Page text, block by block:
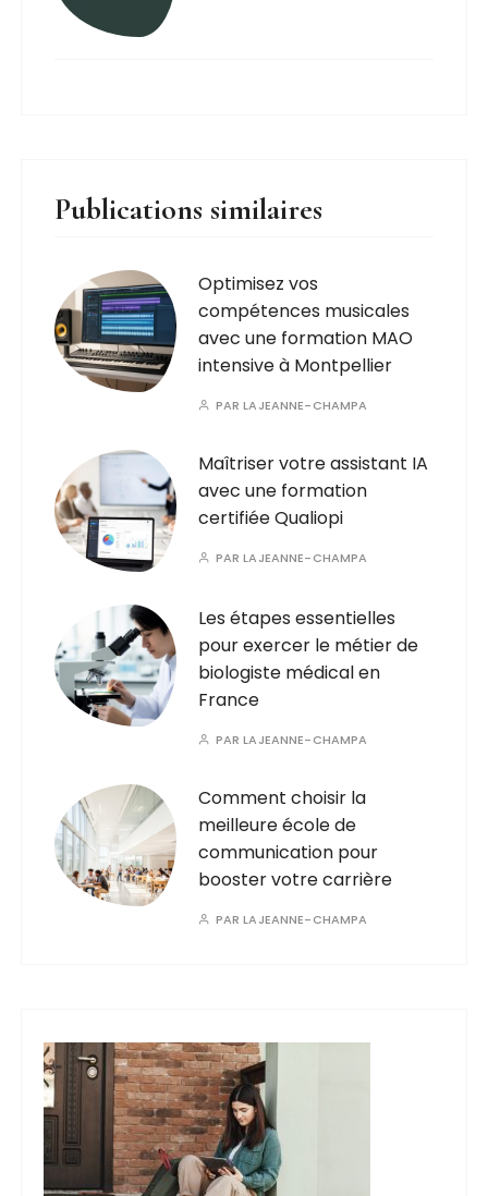
Publications similaires
Optimisez vos
compétences musicales
avec une formation MAO
intensive à Montpellier
PARLAJEANNE-CHAMPA
Maîtriser votre assistant IA
avec une formation
certifiée Qualiopi
PARLAJEANNE-CHAMPA
Les étapes essentielles
pour exercer le métier de
biologiste médical en
France
PARLAJEANNE-CHAMPA
Comment choisir la
meilleure école de
communication pour
booster votre carrière
PARLAJEANNE-CHAMPA